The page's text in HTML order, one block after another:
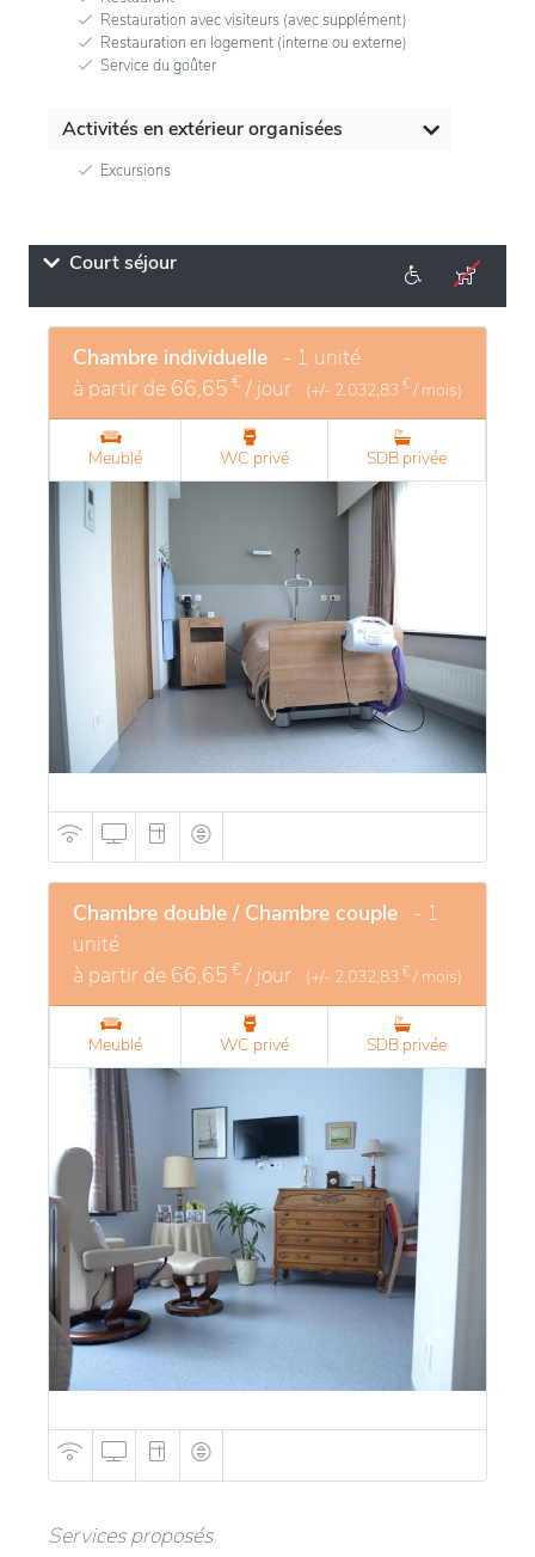
Restauration avec visiteurs (avec supplément)
Restauration en logement (interne ou externe)
Service du goûter
Activités en extérieur organisées
Excursions
Court séjour
Chambre individuelle - 1 unité
à partir de 66,65 € / jour (+/- 2.032,83 € / mois)
Meublé WC privé SDB privée
Chambre double / Chambre couple - 1
unité
à partir de 66,65 € / jour (+/- 2.032,83 € / mois)
Meublé WC privé SDB privée
Services proposés